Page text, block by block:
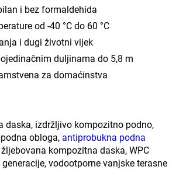
i bez formaldehida
od -40 °C do 60 °C
i dugi životni vijek
duljinama do 5,8 m
za domaćinstva
daska, izdržljivo kompozitno podno,
obloga, antiprobukna podna
kompozitna daska, WPC
vodootporne vanjske terasne